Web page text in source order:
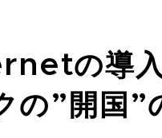
の導入
の”開国”